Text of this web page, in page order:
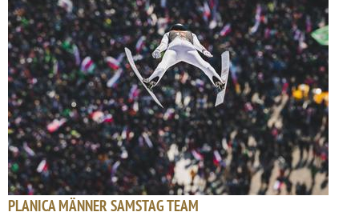
PLANICA MÄNNER SAMSTAG TEAM